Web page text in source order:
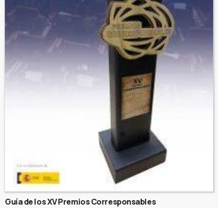
Guía de los XV Premios Corresponsables